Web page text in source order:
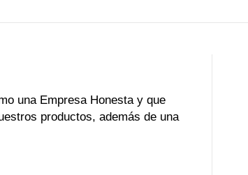
una Empresa Honesta y que
productos, además de una